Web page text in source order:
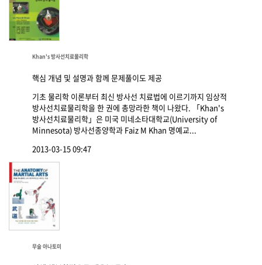
Khan's 방사선치료물리학
핵심 개념 및 설명과 함께 문제풀이도 제공
기초 물리학 이론부터 최신 방사선 치료법에 이르기까지 임상적
방사선치료물리학을 한 권에 총망라한 책이 나왔다. 「Khan's
방사선치료물리학」은 미국 미네소타대학교(University of
Minnesota) 방사선종양학과 Faiz M Khan 명예교...
2013-03-15 09:47
무술 아나토미